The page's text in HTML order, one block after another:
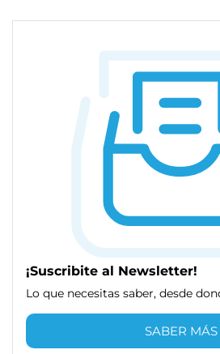
¡Suscribite al Newsletter!
Lo que necesitas saber, desde
SABER MÁS